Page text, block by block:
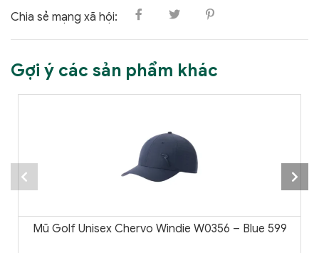
Chia sẻ mạng xã hội:
Gợi ý các sản phẩm khác
Mũ Golf Unisex Chervo Windie W0356 – Blue 599